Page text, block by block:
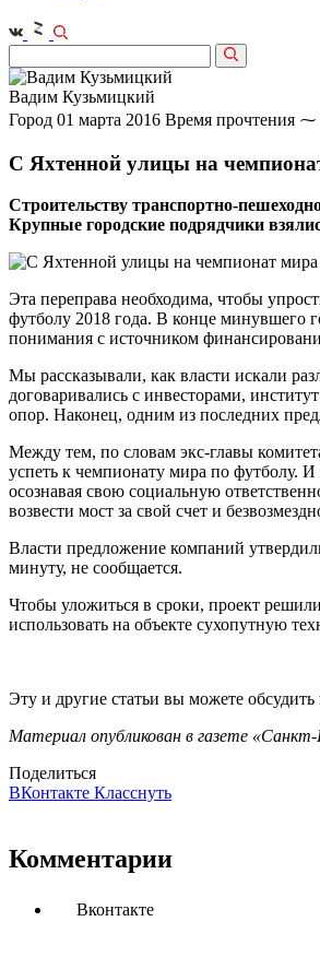
Вадим Кузьмицкий
Город 01 марта 2016 Время прочтения
С Яхтенной улицы на
Строительству транспортно-
Крупные городские подрядчики
Эта переправа необходима, чтобы
футболу 2018 года. В конце минувшего
понимания с источником
Мы рассказывали, как власти искали
договаривались с инвесторами,
опор. Наконец, одним из последних
Между тем, по словам экс-главы
успеть к чемпионату мира по футболу.
осознавая свою социальную
возвести мост за свой счет и
Власти предложение компаний
минуту, не сообщается.
Чтобы уложиться в сроки, проект
использовать на объекте сухопутную
Эту и другие статьи вы можете
Материал опубликован в газете
Поделиться
ВКонтакте Класснуть
Комментарии
Вконтакте